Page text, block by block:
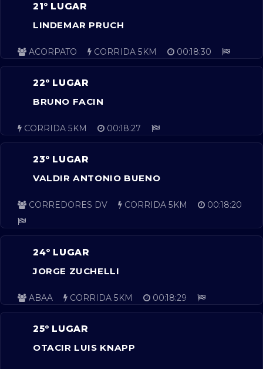
21º LUGAR
LINDEMAR PRUCH
ACORPATO CORRIDA 5KM 00:18:30
22º LUGAR
BRUNO FACIN
CORRIDA 5KM 00:18:27
23º LUGAR
VALDIR ANTONIO BUENO
CORREDORES DV CORRIDA 5KM 00:18:20
24º LUGAR
JORGE ZUCHELLI
ABAA CORRIDA 5KM 00:18:29
25º LUGAR
OTACIR LUIS KNAPP